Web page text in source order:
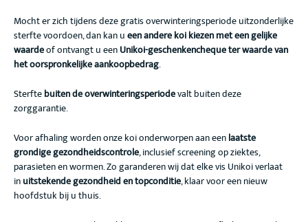
Mocht er zich tijdens deze gratis overwinteringsperiode uitzonderlijke
sterfte voordoen, dan kan ueen andere koi kiezen met een gelijke
waardeof ontvangt u eenUnikoi-geschenkencheque ter waarde van
het oorspronkelijke aankoopbedrag.
Sterftebuiten de overwinteringsperiodevalt buiten deze
zorggarantie.
Voor afhaling worden onze koi onderworpen aan eenlaatste
grondige gezondheidscontrole, inclusief screening op ziektes,
parasieten en wormen. Zo garanderen wij dat elke vis Unikoi verlaat
inuitstekende gezondheid en topconditie, klaar voor een nieuw
hoofdstuk bij u thuis.